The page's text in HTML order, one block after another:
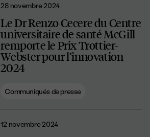
28 novembre 2024
Le Dr Renzo Cecere du Centre
universitaire de santé McGill
remporte le Prix Trottier-
Webster pour l’innovation
2024
Communiqués de presse
12 novembre 2024